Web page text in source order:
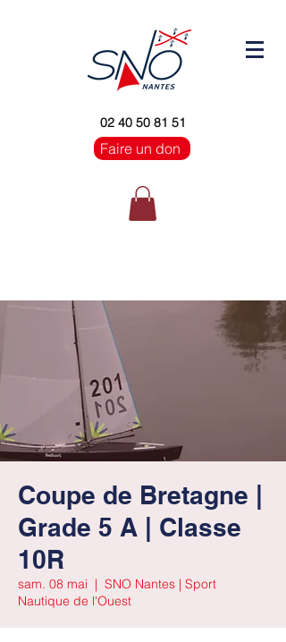
02 40 50 81 51
Faire un don
Coupe de Bretagne |
Grade 5 A | Classe
10R
sam. 08 mai
  |
SNO Nantes | Sport
Nautique de l'Ouest